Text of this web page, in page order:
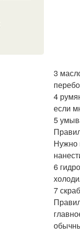
3
4
если
5
Нужно
6
7